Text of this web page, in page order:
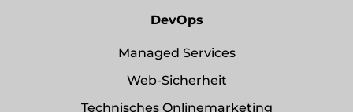
DevOps
Managed Services
Web-Sicherheit
Technisches Onlinemarketing